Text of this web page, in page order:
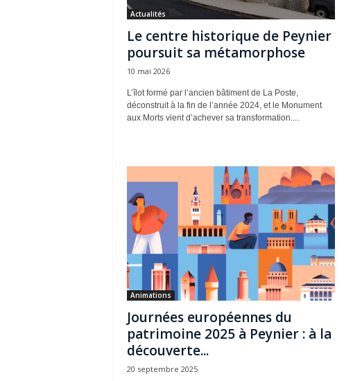
Actualités
Le centre historique de Peynier
poursuit sa métamorphose
10 mai 2026
L’îlot formé par l’ancien bâtiment de La Poste,
déconstruit à la fin de l’année 2024, et le Monument
aux Morts vient d’achever sa transformation....
Animations
Journées européennes du
patrimoine 2025 à Peynier : à la
découverte...
20 septembre 2025